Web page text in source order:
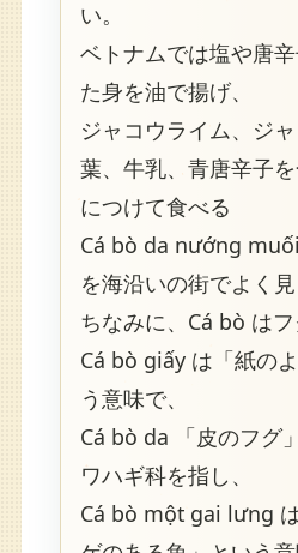
い。
ベトナムでは塩や唐
た身を油で揚げ、
ジャコウライム、ジ
葉、牛乳、青唐辛子
につけて食べる
Cá bò da nướng
を海沿いの街でよく見
ちなみに、Cá bò はフ
Cá bò giấy は「紙の
う意味で、
Cá bò da 「皮のフグ
ワハギ科を指し、
Cá bò một gai lưng